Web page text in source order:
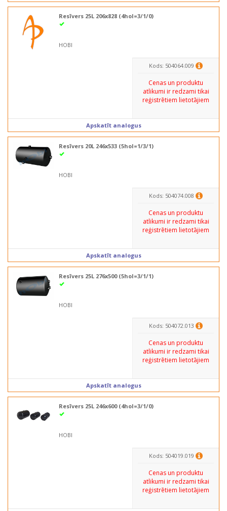
Resīvers 25L 206x828 (4hol=3/1/0)
HOBI
Kods: 504064.009
Cenas un produktu
atlikumi ir redzami tikai
reģistrētiem lietotājiem
Apskatīt analogus
Resīvers 20L 246x533 (5hol=1/3/1)
HOBI
Kods: 504074.008
Cenas un produktu
atlikumi ir redzami tikai
reģistrētiem lietotājiem
Apskatīt analogus
Resīvers 25L 276x500 (5hol=3/1/1)
HOBI
Kods: 504072.013
Cenas un produktu
atlikumi ir redzami tikai
reģistrētiem lietotājiem
Apskatīt analogus
Resīvers 25L 246x600 (4hol=3/1/0)
HOBI
Kods: 504019.019
Cenas un produktu
atlikumi ir redzami tikai
reģistrētiem lietotājiem